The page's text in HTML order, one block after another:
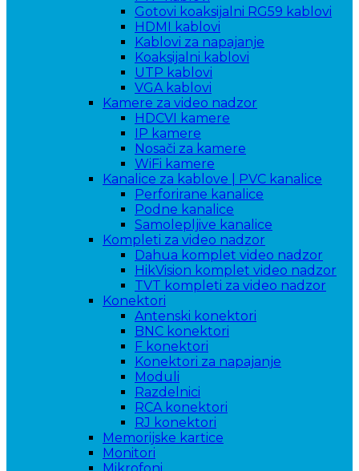
Gotovi koaksijalni RG59 kablovi
HDMI kablovi
Kablovi za napajanje
Koaksijalni kablovi
UTP kablovi
VGA kablovi
Kamere za video nadzor
HDCVI kamere
IP kamere
Nosači za kamere
WiFi kamere
Kanalice za kablove | PVC kanalice
Perforirane kanalice
Podne kanalice
Samolepljive kanalice
Kompleti za video nadzor
Dahua komplet video nadzor
HikVision komplet video nadzor
TVT kompleti za video nadzor
Konektori
Antenski konektori
BNC konektori
F konektori
Konektori za napajanje
Moduli
Razdelnici
RCA konektori
RJ konektori
Memorijske kartice
Monitori